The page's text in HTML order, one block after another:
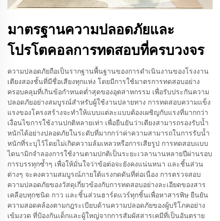
มาตรฐานความปลอดภัยและ
โปรโตคอลการทดสอบที่ครบวงจร
ความปลอดภัยถือเป็นรากฐานพื้นฐานของการดำเนินงานของโรงงาน
เตียงสองชั้นที่มีชื่อเสียงทุกแห่ง โดยมีการใช้มาตรการทดสอบอย่าง
ครอบคลุมที่เกินข้อกำหนดต่ำสุดของอุตสาหกรรม เพื่อรับประกันความ
ปลอดภัยอย่างสมบูรณ์สำหรับผู้ใช้งานปลายทาง การทดสอบความแข็ง
แรงของโครงสร้างจะทำให้แบบแต่ละแบบต้องเผชิญกับแรงที่มากกว่า
เงื่อนไขการใช้งานปกติหลายเท่า เพื่อยืนยันว่าเตียงสามารถรองรับน้ำ
หนักได้อย่างปลอดภัยในระดับที่มากกว่าค่าความสามารถในการรับน้ำ
หนักที่ระบุไว้โดยไม่เกิดความล้มเหลวหรือการเสียรูป การทดสอบแบบ
ไดนามิกจำลองการใช้งานตามปกติเป็นระยะเวลานานหลายปีผ่านรอบ
การบรรทุกซ้ำๆ เพื่อให้มั่นใจว่าข้อต่อจะยังคงแน่นหนา และชิ้นส่วน
ต่างๆ จะคงความสมบูรณ์ภายใต้แรงกดดันที่ต่อเนื่อง การตรวจสอบ
ความปลอดภัยของวัสดุเกี่ยวข้องกับการทดสอบอย่างละเอียดของสาร
เคลือบทุกชนิด กาว และชิ้นส่วนฮาร์ดแวร์ทุกชิ้นเพื่อหาสารพิษ ยืนยัน
ความสอดคล้องตามกฎระเบียบด้านความปลอดภัยของผู้บริโภคอย่าง
เข้มงวด ที่ป้องกันเด็กและผู้ใหญ่จากการสัมผัสสารเคมีที่เป็นอันตราย